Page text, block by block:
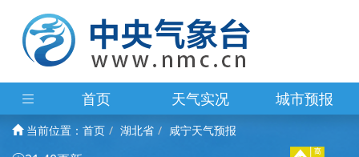
首页 天气实况 城市预报
当前位置： 首页 湖北省 咸宁天气预报